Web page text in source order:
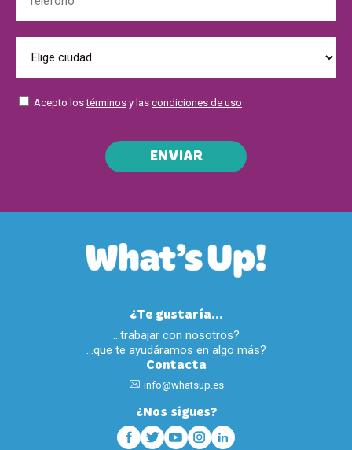
Acepto lostérminos y las condiciones de uso
ENVIAR
¿Te gustaría...
…trabajar con nosotros?
…que te ayudáramos en algo más?
Contacta
info@whatsup.es
¿Nos sigues?